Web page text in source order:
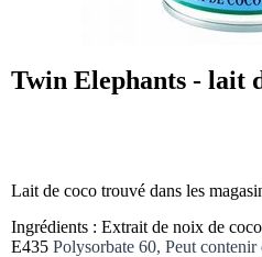
Twin Elephants - lait
Lait de coco trouvé dans les
Ingrédients : Extrait de noix de
E435 Polysorbate 60, Peut contenir